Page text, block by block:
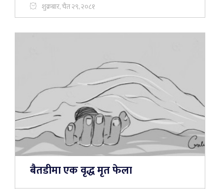
शुक्रबार, चैत २९, २०८१
बैतडीमा एक वृद्ध मृत फेला